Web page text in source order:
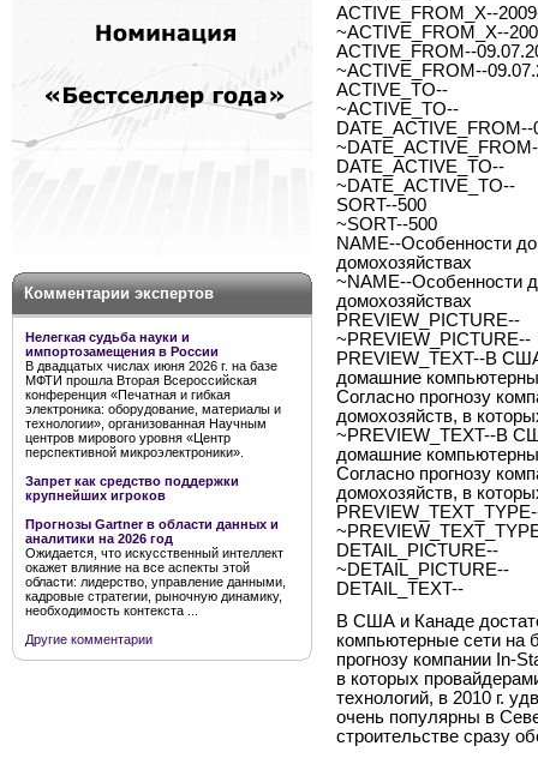
Комментарии экспертов
Нелегкая судьба науки и
импортозамещения в России
В двадцатых числах июня 2026 г. на базе
МФТИ прошла Вторая Всероссийская
конференция «Печатная и гибкая
электроника: оборудование, материалы и
технологии», организованная Научным
центров мирового уровня «Центр
перспективной микроэлектроники».
Запрет как средство поддержки
крупнейших игроков
Прогнозы Gartner в области данных и
аналитики на 2026 год
Ожидается, что искусственный интеллект
окажет влияние на все аспекты этой
области: лидерство, управление данными,
кадровые стратегии, рыночную динамику,
необходимость контекста ...
Другие комментарии
ACTIVE_FROM_X--
~ACTIVE_FROM_X--
ACTIVE_FROM--
~ACTIVE_FROM--
ACTIVE_TO--
~ACTIVE_TO--
DATE_ACTIVE_FROM--
DATE_ACTIVE_TO--
~DATE_ACTIVE_TO--
SORT--500
~SORT--500
NAME--Особенности
домохозяйствах
~NAME--Особенности
домохозяйствах
PREVIEW_PICTURE--
~PREVIEW_PICTURE--
PREVIEW_TEXT--В
домашние
Согласно прогнозу
домохозяйств, в
~PREVIEW_TEXT--В
домашние
Согласно прогнозу
домохозяйств, в
DETAIL_PICTURE--
~DETAIL_PICTURE--
DETAIL_TEXT--
В США и Канаде
компьютерные сети на
прогнозу компании In-
в которых
технологий, в 2010 г.
очень популярны в
строительстве сразу